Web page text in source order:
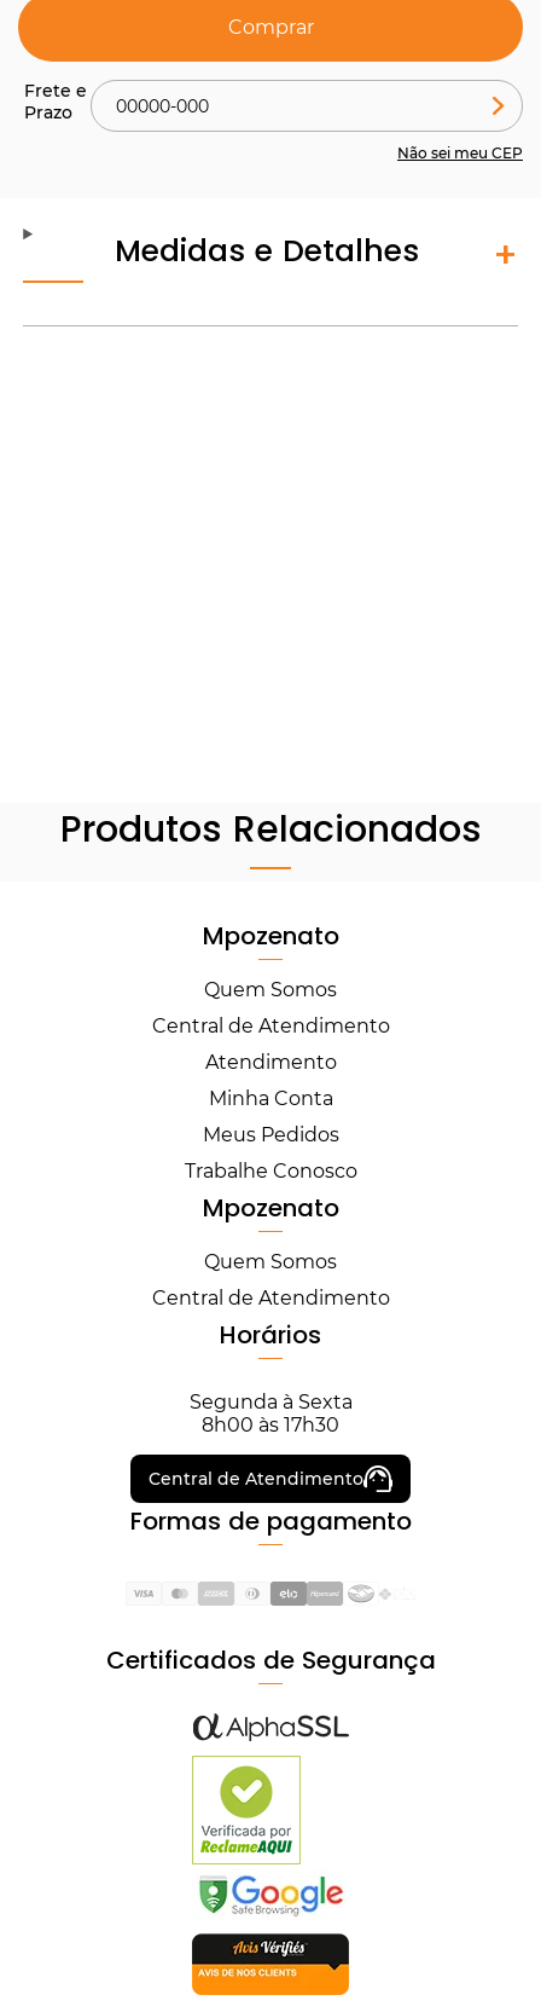
Comprar
Não sei meu CEP
Medidas e Detalhes
Produtos Relacionados
Mpozenato
Quem Somos
Central de Atendimento
Atendimento
Minha Conta
Meus Pedidos
Trabalhe Conosco
Mpozenato
Quem Somos
Central de Atendimento
Horários
Segunda à Sexta
8h00 às 17h30
Central de Atendimento
Formas de pagamento
Certificados de Segurança